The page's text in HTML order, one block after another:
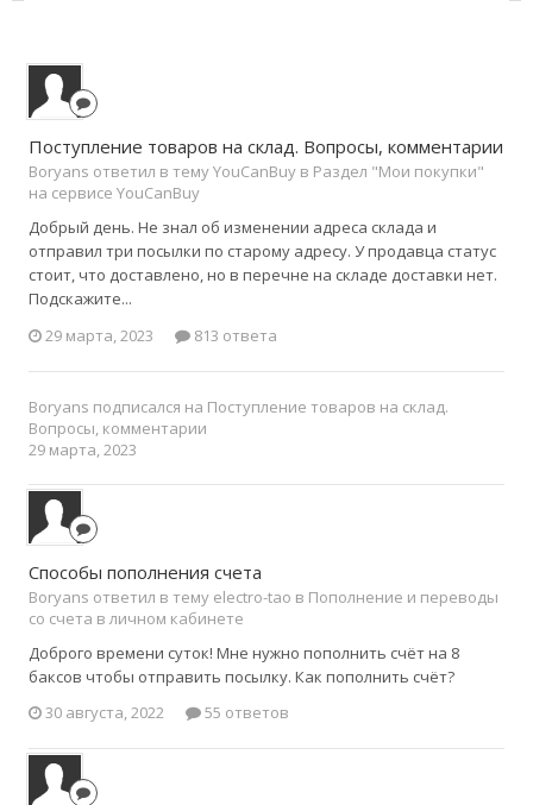
Поступление товаров на склад. Вопросы, комментарии
Boryans ответил в тему YouCanBuy в Раздел "Мои покупки"
на сервисе YouCanBuy
Добрый день. Не знал об изменении адреса склада и
отправил три посылки по старому адресу. У продавца статус
стоит, что доставлено, но в перечне на складе доставки нет.
Подскажите...
29 марта, 2023
813 ответа
Boryans подписался на Поступление товаров на склад.
Вопросы, комментарии
29 марта, 2023
Способы пополнения счета
Boryans ответил в тему electro-tao в Пополнение и переводы
со счета в личном кабинете
Доброго времени суток! Мне нужно пополнить счёт на 8
баксов чтобы отправить посылку. Как пополнить счёт?
30 августа, 2022
55 ответов